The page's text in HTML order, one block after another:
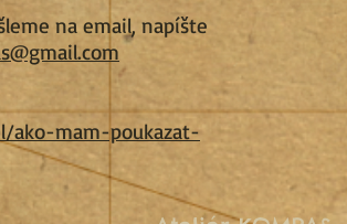
na email, napíšte
ako-mam-poukazat-